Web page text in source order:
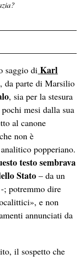
saggio di Karl
, da parte di Marsilio
, sia per la stesura
pochi mesi dalla sua
al canone
non è
popperiano.
testo sembrava
Stato– da un
; potremmo dire
e non
annunciati da
il sospetto che